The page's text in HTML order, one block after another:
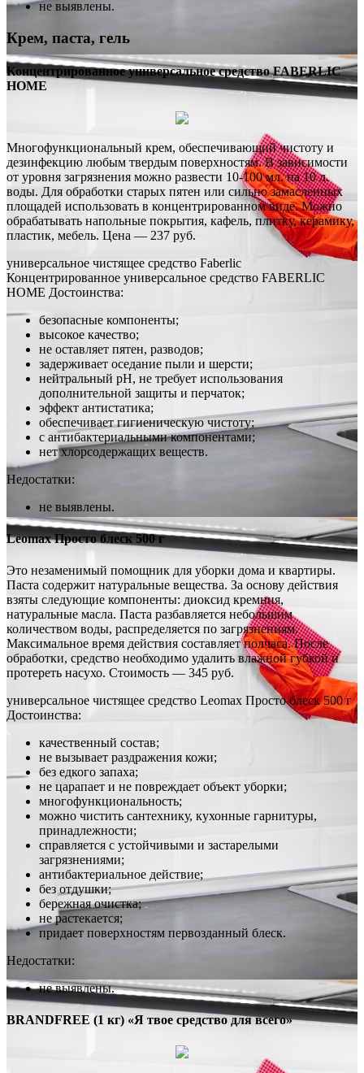
не выявлены.
Крем, паста, гель
Концентрированное универсальное средство FABERLIC
HOME
Многофункциональный крем, обеспечивающий чистоту и
дезинфекцию любым твердым поверхностям. В зависимости
от уровня загрязнения можно развести 10-100 мл. на 10 л.
воды. Для обработки старых пятен или сильно замасленных
площадей использовать в концентрированном виде. Можно
обрабатывать напольные покрытия, кафель, плитку, керамику,
пластик, мебель. Цена — 237 руб.
универсальное чистящее средство Faberlic
Концентрированное универсальное средство FABERLIC
HOME Достоинства:
безопасные компоненты;
высокое качество;
не оставляет пятен, разводов;
задерживает оседание пыли и шерсти;
нейтральный pH, не требует использования
дополнительной защиты и перчаток;
эффект антистатика;
обеспечивает гигиеническую чистоту;
с антибактериальными компонентами;
нет хлорсодержащих веществ.
Недостатки:
не выявлены.
Leomax Просто блеск 500 г
Это незаменимый помощник для уборки дома и квартиры.
Паста содержит натуральные вещества. За основу действия
взяты следующие компоненты: диоксид кремния,
натуральные масла. Паста разбавляется небольшим
количеством воды, распределяется по загрязнениям.
Максимальное время действия составляет полчаса. После
обработки, средство необходимо удалить влажной губкой и
протереть насухо. Стоимость — 345 руб.
универсальное чистящее средство Leomax Просто блеск 500 г
Достоинства:
качественный состав;
не вызывает раздражения кожи;
без едкого запаха;
не царапает и не повреждает объект уборки;
многофункциональность;
можно чистить сантехнику, кухонные гарнитуры,
принадлежности;
справляется с устойчивыми и застарелыми
загрязнениями;
антибактериальное действие;
без отдушки;
бережная очистка;
не растекается;
придает поверхностям первозданный блеск.
Недостатки:
не выявлены.
BRANDFREE (1 кг) «Я твое средство для всего»